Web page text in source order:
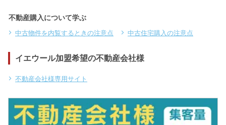
不動産購入について学ぶ
中古物件を内覧するときの注意点 中古住宅購入の注意点
イエウール加盟希望の不動産会社様
不動産会社様専用サイト